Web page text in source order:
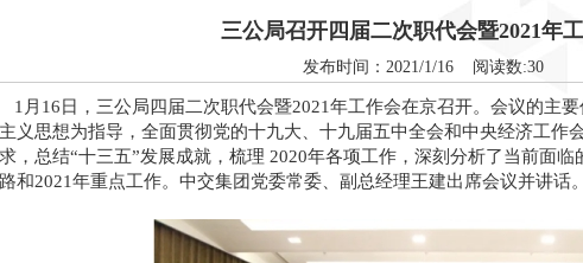
三公局召开四届二次职代会暨2021年
发布时间：2021/1/16 阅读数:30
1月16日，三公局四届二次职代会暨2021年工作会在京召开。会议的主要
义思想为指导，全面贯彻党的十九大、十九届五中全会和中央经济工作
，总结“十三五”发展成就，梳理 2020年各项工作，深刻分析了当前面
和2021年重点工作。 中交集团党委常委、副总经理王建出席会议并讲话。